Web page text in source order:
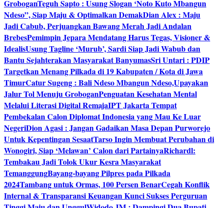
GroboganTeguh Sapto : Usung Slogan ‘Noto Kuto Mbangun
Ndeso”, Siap Maju & Optimalkan DemakDian Alex : Maju
Jadi Cabub, Perjuangkan Bawang Merah Jadi Andalan
BrebesPemimpin Jepara Mendatang Harus Tegas, Visioner &
IdealisUsung Tagline ‘Murub’, Sardi Siap Jadi Wabub dan
Bantu Sejahterakan Masyarakat BanyumasSri Untari : PDIP
Targetkan Menang Pilkada di 19 Kabupaten / Kota di Jawa
TimurCatur Sugeng : Bali Ndeso Mbangun Ndeso,Upayakan
Jalur Tol Menuju GroboganPenguatan Kesehatan Mental
Melalui Literasi Digital RemajaIPT Jakarta Tempat
Pembekalan Calon Diplomat Indonesia yang Mau Ke Luar
NegeriDion Agasi : Jangan Gadaikan Masa Depan Purworejo
Untuk Kepentingan SesaatTarso Ingin Membuat Perubahan di
Wonogiri, Siap ‘Melawan’ Calon dari PartainyaRichardl:
Tembakau Jadi Tolok Ukur Kesra Masyarakat
TemanggungBayang-bayang Pilpres pada Pilkada
2024Tambang untuk Ormas, 100 Persen BenarCegah Konflik
Internal & Transparansi Keuangan Kunci Sukses Perguruan